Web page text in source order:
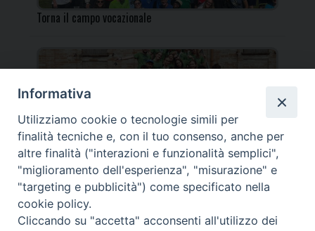
Torna il campo vocazionale
Torna il Campo Missionario Diocesano
_____________________________________________________
Informativa
Utilizziamo cookie o tecnologie simili per
finalità tecniche e, con il tuo consenso, anche per
altre finalità ("interazioni e funzionalità semplici",
"miglioramento dell'esperienza", "misurazione" e
"targeting e pubblicità") come specificato nella
cookie policy.
Cliccando su "accetta" acconsenti all'utilizzo dei